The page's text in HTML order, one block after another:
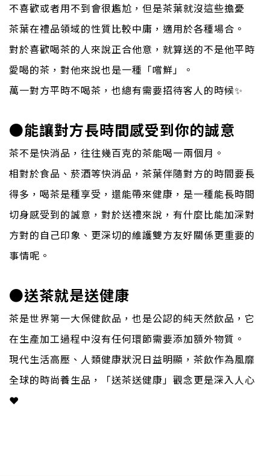
不喜歡或者用不到會很尷尬，但是茶葉就沒這些擔憂
茶葉在禮品領域的性質比較中庸，適用於各種場合。
對於喜歡喝茶的人來說正合他意，就算送的不是他平時
愛喝的茶，對他來說也是一種「嚐鮮」。
萬一對方平時不喝茶，也總有需要招待客人的時候✨
●能讓對方長時間感受到你的誠意
茶不是快消品，往往幾百克的茶能喝一兩個月。
相對於食品、菸酒等快消品，茶葉伴隨對方的時間要長
得多，喝茶是種享受，還能帶來健康，是一種能長時間
切身感受到的誠意，對於送禮來說，有什麼比能加深對
方對的自己印象、更深切的維護雙方友好關係更重要的
事情呢。
●送茶就是送健康
茶是世界第一大保健飲品，也是公認的純天然飲品，它
在生產加工過程中沒有任何環節需要添加額外物質。
現代生活高壓、人類健康狀況日益明顯，茶飲作為風靡
全球的時尚養生品，「送茶送健康」觀念更是深入人心
❤